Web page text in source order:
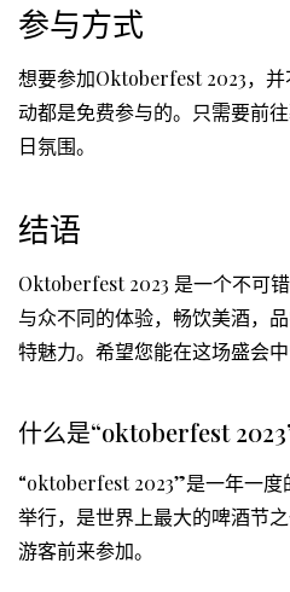
参与方式
想要参加Oktoberfest 2023，
动都是免费参与的。只需要前
日氛围。
结语
Oktoberfest 2023 是一个不可
与众不同的体验，畅饮美酒，
特魅力。希望您能在这场盛会中
什么是“oktoberfest
“oktoberfest 2023”是一年一
举行，是世界上最大的啤酒节
游客前来参加。